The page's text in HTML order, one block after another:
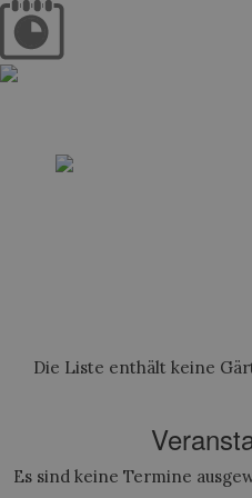
Die Liste enthält keine
Es sind keine Termine